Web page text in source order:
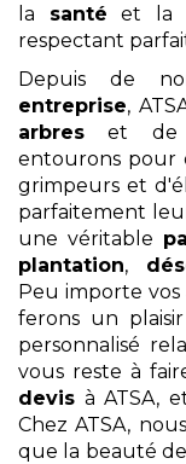
la santé et la
respectant
Depuis de
entreprise,
arbres et
entourons pour
grimpeurs et
parfaitement
une véritable
plantation,
Peu importe vos
ferons un
personnalisé
vous reste à
devis à ATSA,
Chez ATSA,
que la beauté